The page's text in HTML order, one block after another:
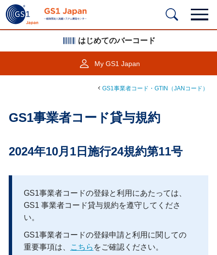
はじめてのバーコード
My GS1 Japan
GS1事業者コード・GTIN（JANコード）
GS1事業者コード貸与規約
2024年10月1日施行24規約第11号
GS1事業者コードの登録と利用にあたっては、
GS1 事業者コード貸与規約を遵守してくださ
い。
GS1事業者コードの登録申請と利用に関しての
重要事項は、
こちら をご確認ください。